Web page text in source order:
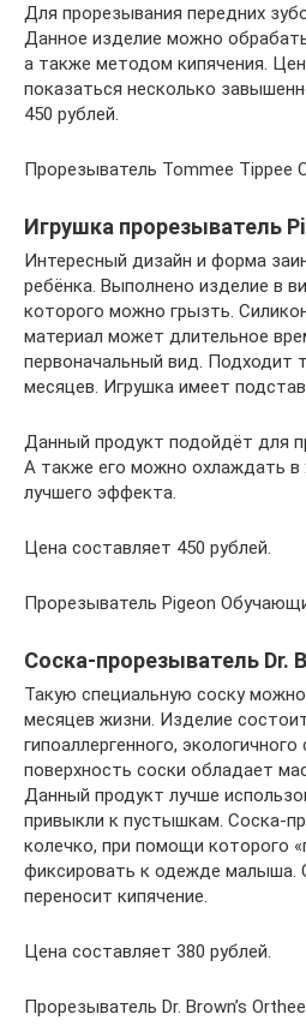
Для прорезывания передних
Данное изделие можно
а также методом кипячения.
показаться несколько
450 рублей.
Прорезыватель Tommee Tippee
Игрушка прорезыватель
Интересный дизайн и форма
ребёнка. Выполнено изделие в
которого можно грызть.
материал может длительное
первоначальный вид. Подходит
месяцев. Игрушка имеет
Данный продукт подойдёт для
А также его можно охлаждать в
лучшего эффекта.
Цена составляет 450 рублей.
Прорезыватель Pigeon
Соска-прорезыватель Dr.
Такую специальную соску
месяцев жизни. Изделие
гипоаллергенного,
поверхность соски обладает
Данный продукт лучше
привыкли к пустышкам. Соска-
колечко, при помощи которого
фиксировать к одежде малыша.
переносит кипячение.
Цена составляет 380 рублей.
Прорезыватель Dr. Brown’s